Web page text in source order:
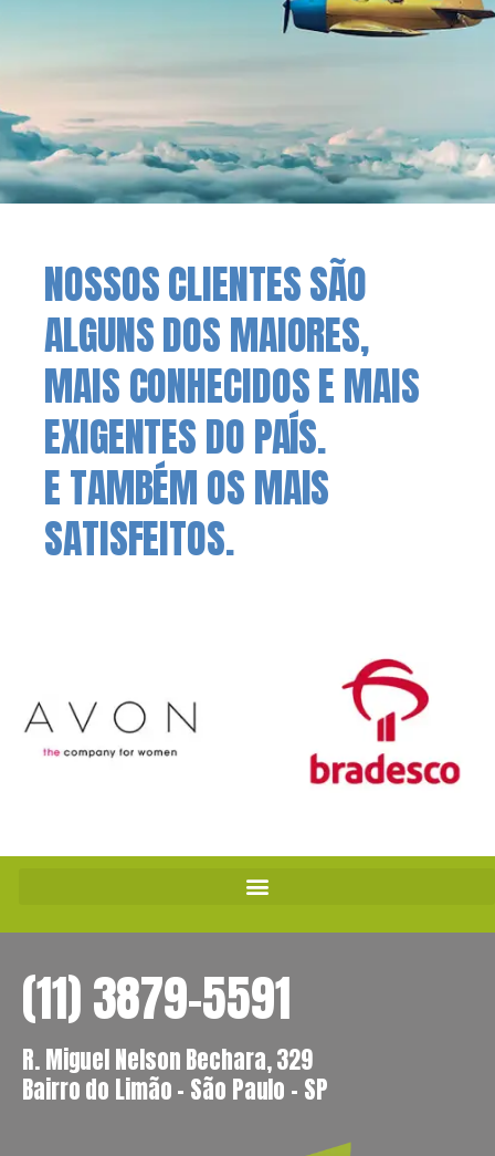
NOSSOS CLIENTES SÃO
ALGUNS DOS MAIORES,
MAIS CONHECIDOS E MAIS
EXIGENTES DO PAÍS.
E TAMBÉM OS MAIS
SATISFEITOS.
(11) 3879-5591
R. Miguel Nelson Bechara, 329
Bairro do Limão – São Paulo – SP